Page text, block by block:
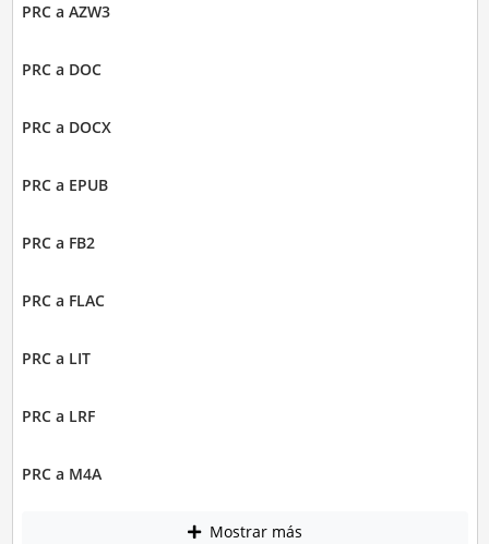
PRC a AZW3
PRC a DOC
PRC a DOCX
PRC a EPUB
PRC a FB2
PRC a FLAC
PRC a LIT
PRC a LRF
PRC a M4A
Mostrar más